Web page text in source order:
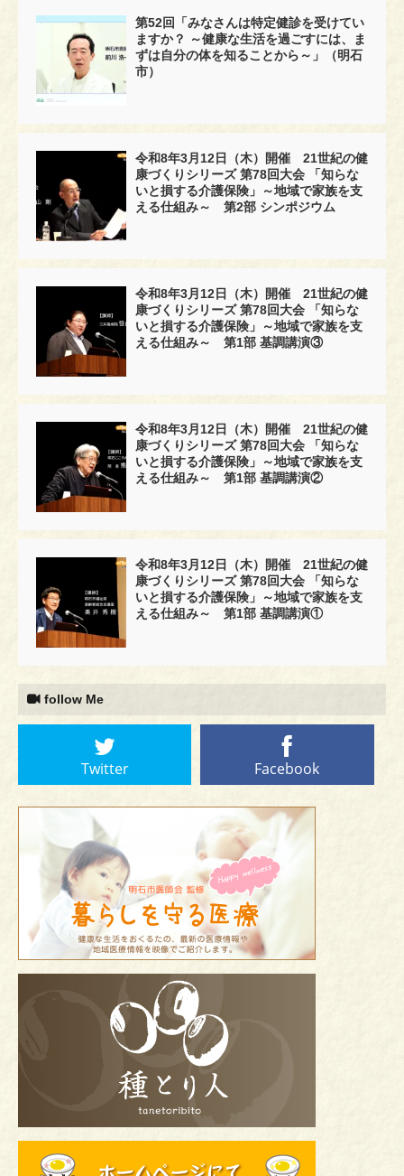
第52回「みなさんは特定健診を受けてい
ますか？ ～健康な生活を過ごすには、ま
ずは自分の体を知ることから～」（明石
市）
令和8年3月12日（木）開催 21世紀の健
康づくりシリーズ 第78回大会 「知らな
いと損する介護保険」～地域で家族を支
える仕組み～ 第2部 シンポジウム
令和8年3月12日（木）開催 21世紀の健
康づくりシリーズ 第78回大会 「知らな
いと損する介護保険」～地域で家族を支
える仕組み～ 第1部 基調講演③
令和8年3月12日（木）開催 21世紀の健
康づくりシリーズ 第78回大会 「知らな
いと損する介護保険」～地域で家族を支
える仕組み～ 第1部 基調講演②
令和8年3月12日（木）開催 21世紀の健
康づくりシリーズ 第78回大会 「知らな
いと損する介護保険」～地域で家族を支
える仕組み～ 第1部 基調講演①
follow Me
Twitter Facebook